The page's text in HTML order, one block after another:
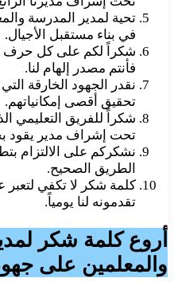
تحية لمدير المدرسة
في بناء مستقبل الأجيال.
شكراً لكم على كل حرف
فأنتم مصدر إلهام لنا.
نقدر الجهود الخارقة
تحقيق أقصى إمكانياتهم.
شكراً للفريق التعليمي
تحت إشراف مدير يقود
نشكركم على الالتزام
الطريق الصحيح.
كلمة شكر لا تكفي لتعبر
تقدمونه لنا يومياً.
أروع كلمة شكر
والمعلمين على